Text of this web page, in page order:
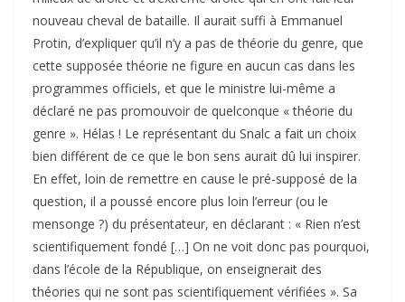
nouveau cheval de bataille. Il aurait suffi à Emmanuel
Protin, d’expliquer qu’il n’y a pas de théorie du genre, que
cette supposée théorie ne figure en aucun cas dans les
programmes officiels, et que le ministre lui-même a
déclaré ne pas promouvoir de quelconque « théorie du
genre ». Hélas ! Le représentant du Snalc a fait un choix
bien différent de ce que le bon sens aurait dû lui inspirer.
En effet, loin de remettre en cause le pré-supposé de la
question, il a poussé encore plus loin l’erreur (ou le
mensonge ?) du présentateur, en déclarant : « Rien n’est
scientifiquement fondé […] On ne voit donc pas pourquoi,
dans l’école de la République, on enseignerait des
théories qui ne sont pas scientifiquement vérifiées ». Sa